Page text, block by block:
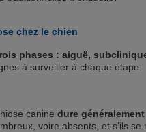
chez le chien
phases : aiguë,
à surveiller à chaque étape.
canine dure
voire absents, et s'ils se